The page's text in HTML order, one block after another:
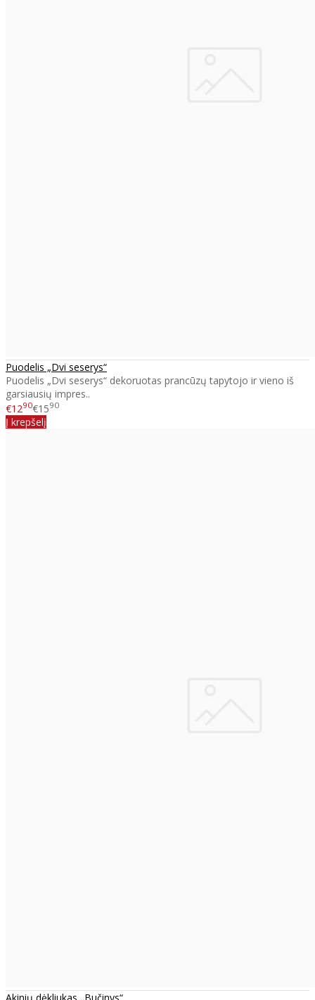
Puodelis „Dvi seserys“
Puodelis „Dvi seserys“ dekoruotas prancūzų tapytojo ir vieno iš
garsiausių impres..
€1290€1590
Į krepšelį